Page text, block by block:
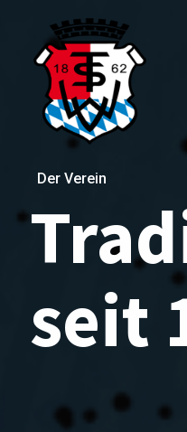
Der Verein
seit